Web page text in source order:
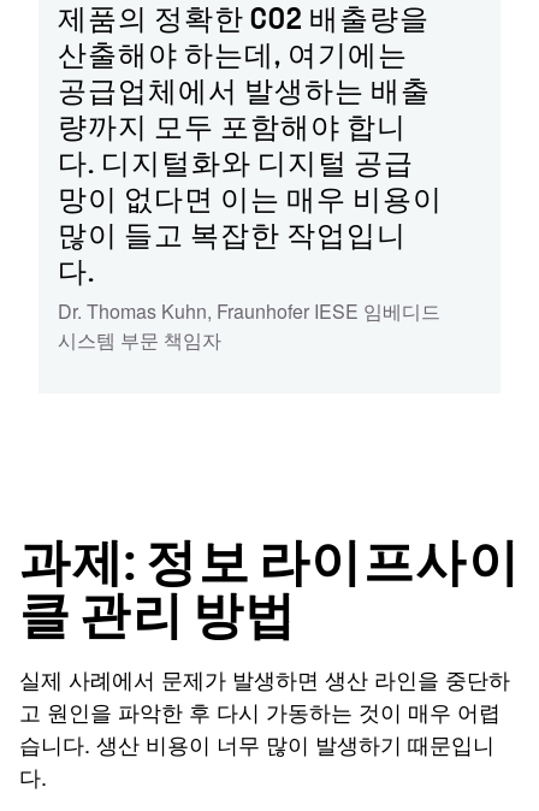
제품의 정확한 CO2 배출량을
산출해야 하는데, 여기에는
공급업체에서 발생하는 배출
량까지 모두 포함해야 합니
다. 디지털화와 디지털 공급
망이 없다면 이는 매우 비용이
많이 들고 복잡한 작업입니
다.
Dr. Thomas Kuhn, Fraunhofer IESE 임베디드
시스템 부문 책임자
과제: 정보 라이프사이
클 관리 방법
실제 사례에서 문제가 발생하면 생산 라인을 중단하
고 원인을 파악한 후 다시 가동하는 것이 매우 어렵
습니다. 생산 비용이 너무 많이 발생하기 때문입니
다.